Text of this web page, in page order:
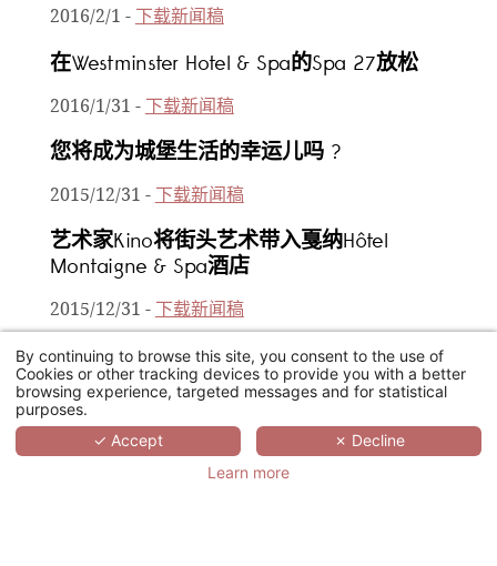
2016/2/1 - 下载新闻稿
在Westminster Hotel & Spa的Spa 27放松
2016/1/31 - 下载新闻稿
您将成为城堡生活的幸运儿吗 ?
2015/12/31 - 下载新闻稿
艺术家Kino将街头艺术带入戛纳Hôtel
Montaigne & Spa酒店
2015/12/31 - 下载新闻稿
在树林间的奇特豪华住宿？
2015/12/31-下载新闻稿
帕佛伦斯首家管理酒店就在格鲁吉亚 !
下载新闻稿
By continuing to browse this site, you consent to the use of
Cookies or other tracking devices to provide you with a better
browsing experience, targeted messages and for statistical
purposes.
✓ Accept
✗ Decline
Learn more